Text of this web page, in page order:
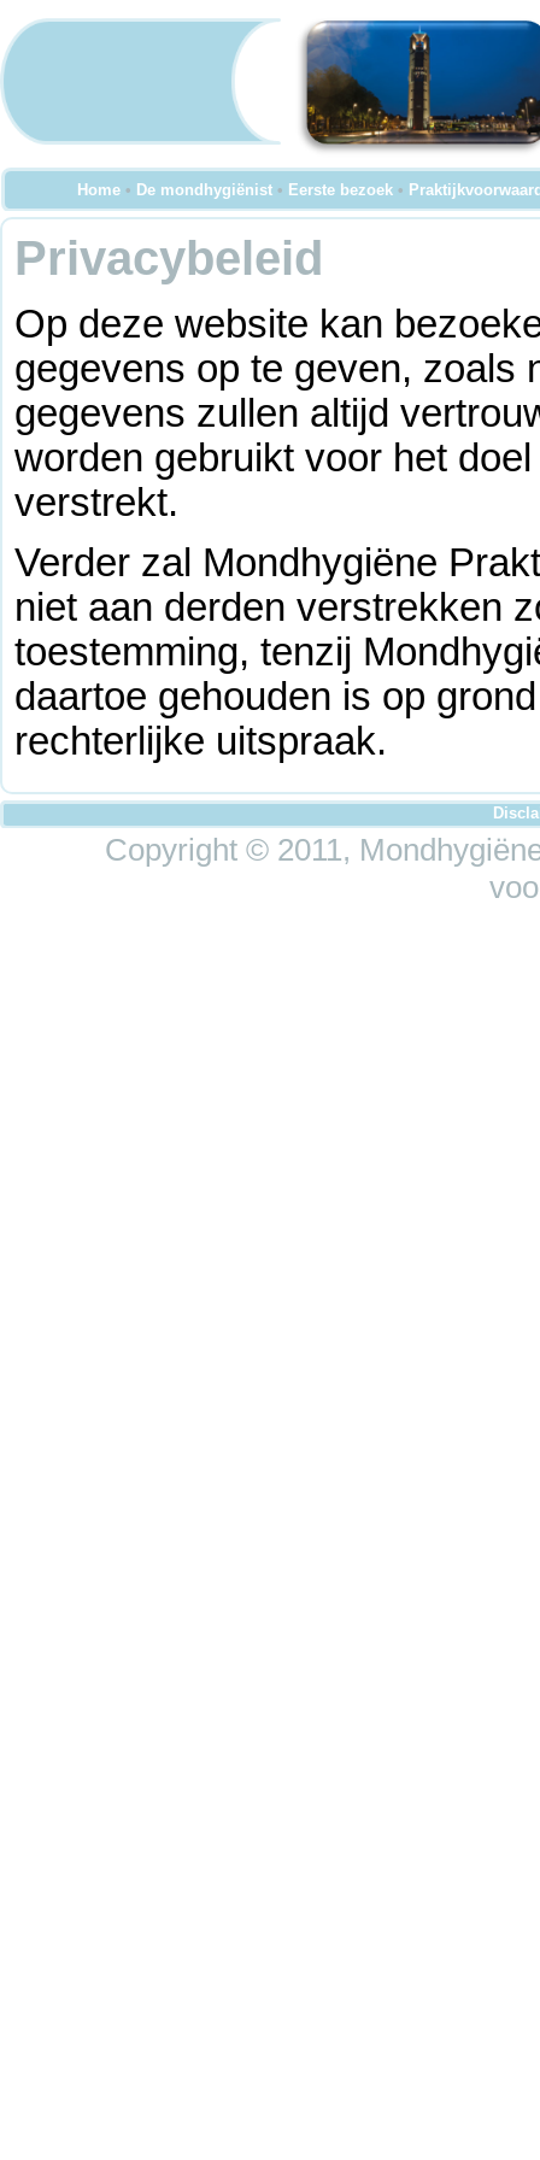
Home • De mondhygiënist • Eerste bezoek •
Privacybeleid
Op deze website kan
gegevens op te geven, zoals
gegevens zullen altijd
worden gebruikt voor het
verstrekt.
Verder zal Mondhygiëne
niet aan derden verstrekken
toestemming, tenzij
daartoe gehouden is op
rechterlijke uitspraak.
Copyright © 2011,